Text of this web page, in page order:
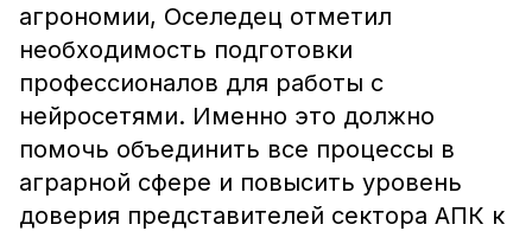
агрономии, Оселедец отметил
необходимость подготовки
профессионалов для работы с
нейросетями. Именно это должно
помочь объединить все процессы в
аграрной сфере и повысить уровень
доверия представителей сектора АПК к